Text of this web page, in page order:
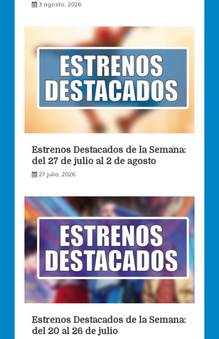
3 agosto, 2026
Estrenos Destacados de la Semana:
del 27 de julio al 2 de agosto
27 julio, 2026
Estrenos Destacados de la Semana:
del 20 al 26 de julio